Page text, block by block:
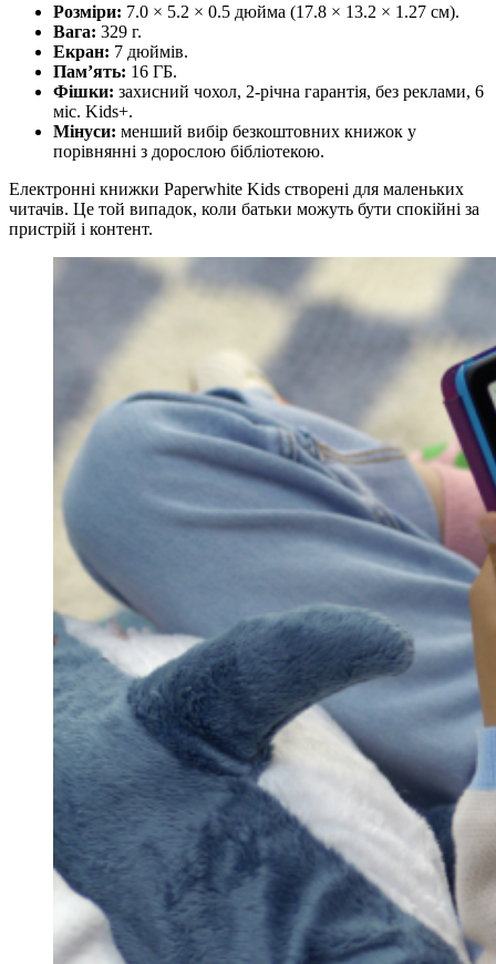
Розміри: 7.0 × 5.2 × 0.5 дюйма (17.8 × 13.2 × 1.27 см).
Вага: 329 г.
Екран: 7 дюймів.
Пам’ять: 16 ГБ.
Фішки: захисний чохол, 2-річна гарантія, без реклами, 6
міс. Kids+.
Мінуси: менший вибір безкоштовних книжок у
порівнянні з дорослою бібліотекою.
Електронні книжки Paperwhite Kids створені для маленьких
читачів. Це той випадок, коли батьки можуть бути спокійні за
пристрій і контент.